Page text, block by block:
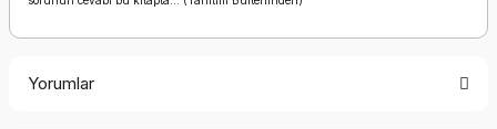
Yorumlar